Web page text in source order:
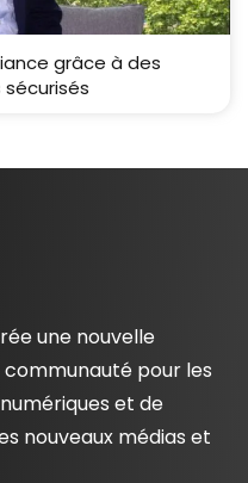
grâce à des
une nouvelle
pour les
et de
nouveaux médias et